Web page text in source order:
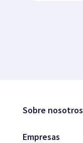
Sobre nosotros
Empresas